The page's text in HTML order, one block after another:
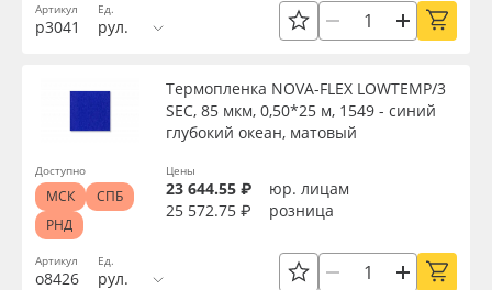
Артикул
р3041
Ед.
рул.
Артикул
о8426
Термопленка NOVA-FLEX LOWTEMP/3
SEC, 85 мкм, 0,50*25 м, 1549 - синий
глубокий океан, матовый
Ед.
рул.
Цены
23 644.55 ₽
юр. лицам
25 572.75 ₽
розница
Доступно
МСК
СПБ
РНД